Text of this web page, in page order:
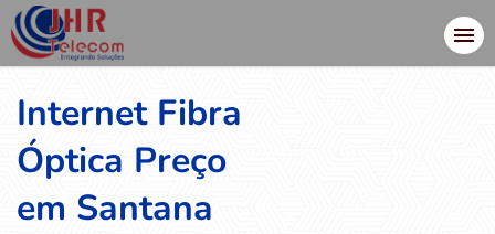
Internet Fibra
Óptica Preço
em Santana